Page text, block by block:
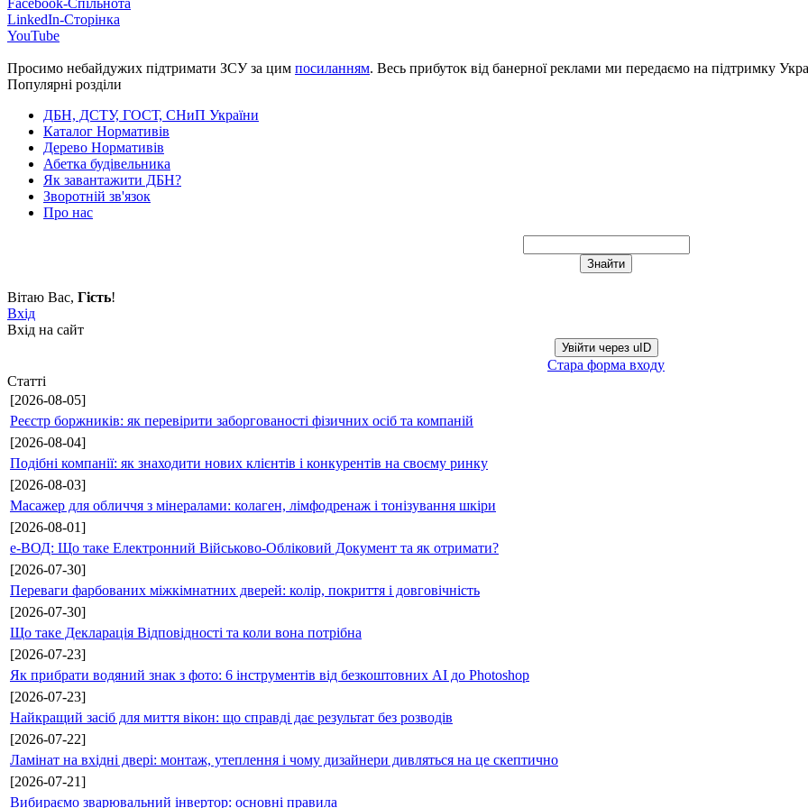
LinkedIn-Сторінка
YouTube
Просимо небайдужих підтримати ЗСУ за цим посиланням. Весь прибуток від банерної реклами ми передаємо на підтримку
Популярні розділи
ДБН, ДСТУ, ГОСТ, СНиП України
Каталог Нормативів
Дерево Нормативів
Абетка будівельника
Як завантажити ДБН?
Зворотній зв'язок
Про нас
Вітаю Вас, Гість!
Вхід
Вхід на сайт
Увійти через uID
Стара форма входу
Статті
[2026-08-05]
Реєстр боржників: як перевірити заборгованості фізичних осіб та компаній
[2026-08-04]
Подібні компанії: як знаходити нових клієнтів і конкурентів на своєму ринку
[2026-08-03]
Масажер для обличчя з мінералами: колаген, лімфодренаж і тонізування шкіри
[2026-08-01]
е-ВОД: Що таке Електронний Військово-Обліковий Документ та як отримати?
[2026-07-30]
Переваги фарбованих міжкімнатних дверей: колір, покриття і довговічність
[2026-07-30]
Що таке Декларація Відповідності та коли вона потрібна
[2026-07-23]
Як прибрати водяний знак з фото: 6 інструментів від безкоштовних AI до Photoshop
[2026-07-23]
Найкращий засіб для миття вікон: що справді дає результат без розводів
[2026-07-22]
Ламінат на вхідні двері: монтаж, утеплення і чому дизайнери дивляться на це скептично
[2026-07-21]
Вибираємо зварювальний інвертор: основні правила